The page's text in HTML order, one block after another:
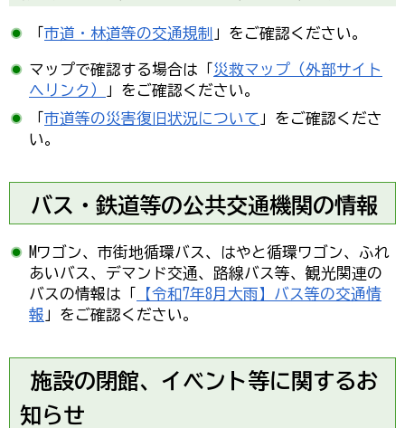
市道・林道等の交通規制 」をご確認ください。
マップで確認する場合は「 災救マップ（外部サイト
へリンク）
」をご確認ください。
市道等の災害復旧状況について 」をご確認くださ
い。
バス・鉄道等の公共交通機関の情報
Mワゴン、市街地循環バス、はやと循環ワゴン、ふれ
あいバス、デマンド交通、路線バス等、観光関連の
バスの情報は「
【令和7年8月大雨】バス等の交通情
報 」をご確認ください。
施設の閉館、イベント等に関するお
知らせ